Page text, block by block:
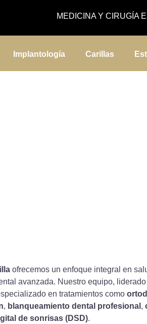
MEDICINA Y CIRUGÍA
Implantología Carillas
ofrecemos un enfoque integral en
avanzada. Nuestro equipo,
en tratamientos como
, blanqueamiento dental profesional ,
de sonrisas (DSD).